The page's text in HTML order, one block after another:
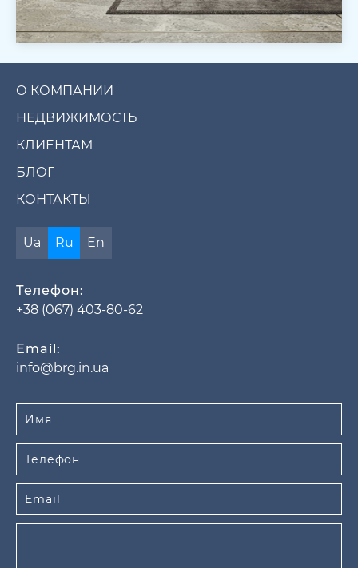
О КОМПАНИИ
НЕДВИЖИМОСТЬ
КЛИЕНТАМ
БЛОГ
КОНТАКТЫ
Ua Ru En
Телефон:
+38 (067) 403-80-62
Email:
info@brg.in.ua